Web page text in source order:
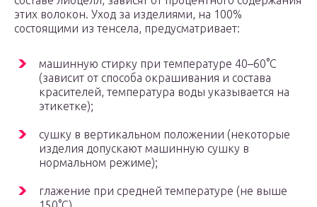
этих волокон. Уход за изделиями, на 100%
состоящими из тенсела, предусматривает:
машинную стирку при температуре 40–60°С
(зависит от способа окрашивания и состава
красителей, температура воды указывается на
этикетке);
сушку в вертикальном положении (некоторые
изделия допускают машинную сушку в
нормальном режиме);
глажение при средней температуре (не выше